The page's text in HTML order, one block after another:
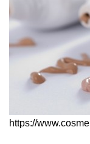
https://